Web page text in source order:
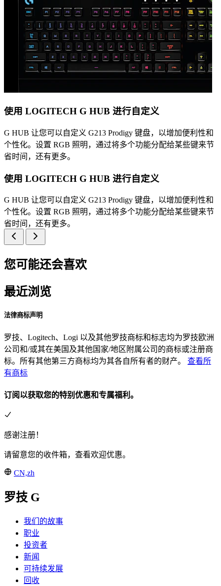
使用 LOGITECH G HUB 进行自定义
G HUB 让您可以自定义 G213 Prodigy 键盘，以增加便利性和
个性化。设置 RGB 照明，通过将多个功能分配给某些键来节
省时间，还有更多。
使用 LOGITECH G HUB 进行自定义
G HUB 让您可以自定义 G213 Prodigy 键盘，以增加便利性和
个性化。设置 RGB 照明，通过将多个功能分配给某些键来节
省时间，还有更多。
您可能还会喜欢
最近浏览
法律商标声明
罗技、Logitech、Logi 以及其他罗技商标和标志均为罗技欧洲
公司和/或其在美国及其他国家/地区附属公司的商标或注册商
标。所有其他第三方商标均为其各自所有者的财产。 查看所
有商标
订阅以获取您的特别优惠和专属福利。
感谢注册！
请留意您的收件箱，查看欢迎优惠。
CN,zh
罗技 G
我们的故事
职业
投资者
新闻
可持续发展
回收